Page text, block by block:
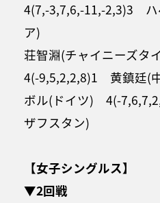
4(7,-3,7,6,-11,-2,3)3 ハ
ア)
荘智淵(チャイニーズタ
4(-9,5,2,2,8)1 黄鎮廷(
ボル(ドイツ) 4(-
ザフスタン)
【女子シングルス】
▼2回戦